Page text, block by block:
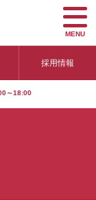
採用情報
～18:00
MENU